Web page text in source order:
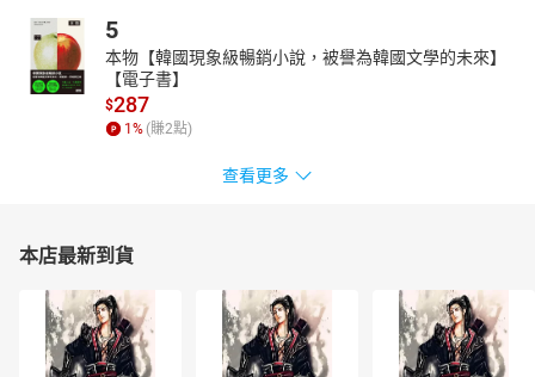
5
本物【韓國現象級暢銷小說，被譽為韓國文學的未來】
【電子書】
$287
1% (賺2點)
查看更多
本店最新到貨